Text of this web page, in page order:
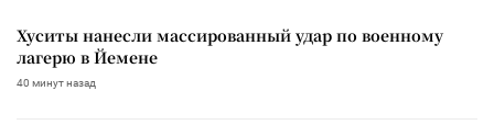
Хуситы нанесли массированный удар по военному
лагерю в Йемене
40 минут назад